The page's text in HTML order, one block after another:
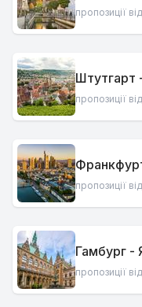
пропозиції
Штутгарт
пропозиції
пропозиції
Гамбург -
пропозиції